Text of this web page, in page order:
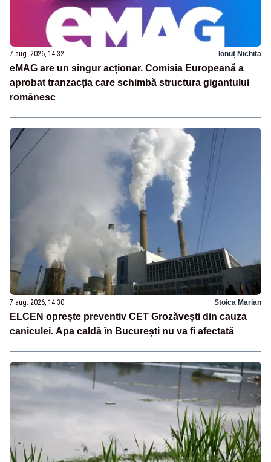
7 aug. 2026, 14:32 Ionuț Nichita
eMAG are un singur acționar. Comisia Europeană a
aprobat tranzacția care schimbă structura gigantului
românesc
7 aug. 2026, 14:30 Stoica Marian
ELCEN oprește preventiv CET Grozăvești din cauza
caniculei. Apa caldă în București nu va fi afectată